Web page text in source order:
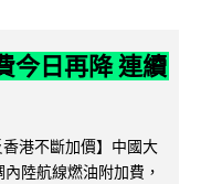
今日再降 連續
港不斷加價】中國大
陸航線燃油附加費，